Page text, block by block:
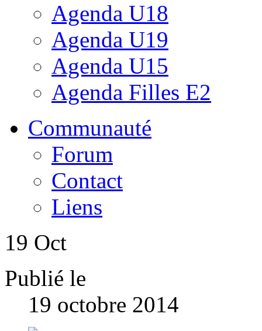
Agenda U18
Agenda U19
Agenda U15
Agenda Filles E2
Communauté
Forum
Contact
Liens
19 Oct
Publié le
19 octobre 2014